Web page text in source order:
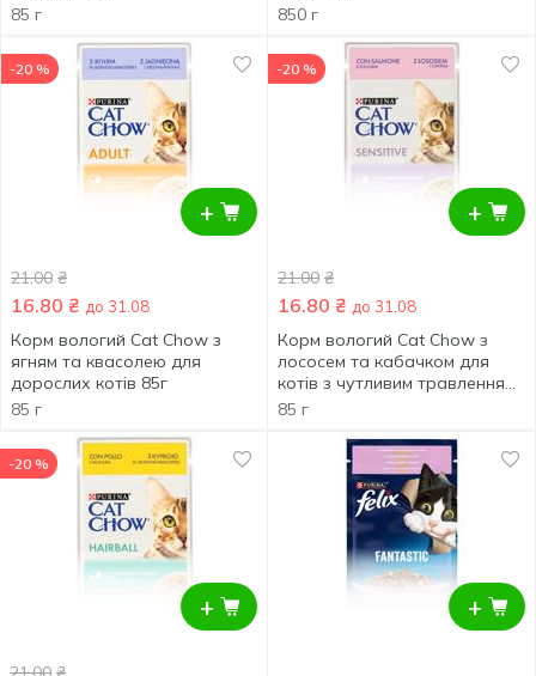
85 г
850 г
+
-20 %
21.00 ₴
16.80 ₴ до 31.08
Корм вологий Cat Chow з
ягням та квасолею для
дорослих котів 85г
85 г
+
-20 %
21.00 ₴
16.80 ₴ до 31.08
Корм вологий Cat Chow з
лососем та кабачком для
котів з чутливим травленням
85г
85 г
+
-20 %
+